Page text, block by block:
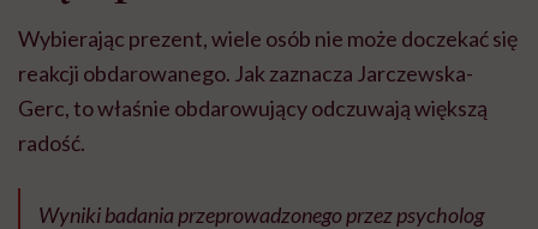
Wybierając prezent, wiele osób nie może doczekać się
reakcji obdarowanego. Jak zaznacza Jarczewska-
Gerc, to właśnie obdarowujący odczuwają większą
radość.
Wyniki badania przeprowadzonego przez psycholog